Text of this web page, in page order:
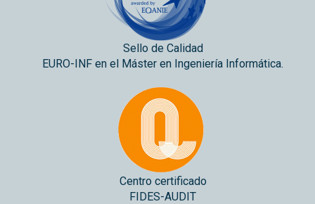
Sello de Calidad
EURO-INF en el Máster en Ingeniería Informática.
Centro certificado
FIDES-AUDIT